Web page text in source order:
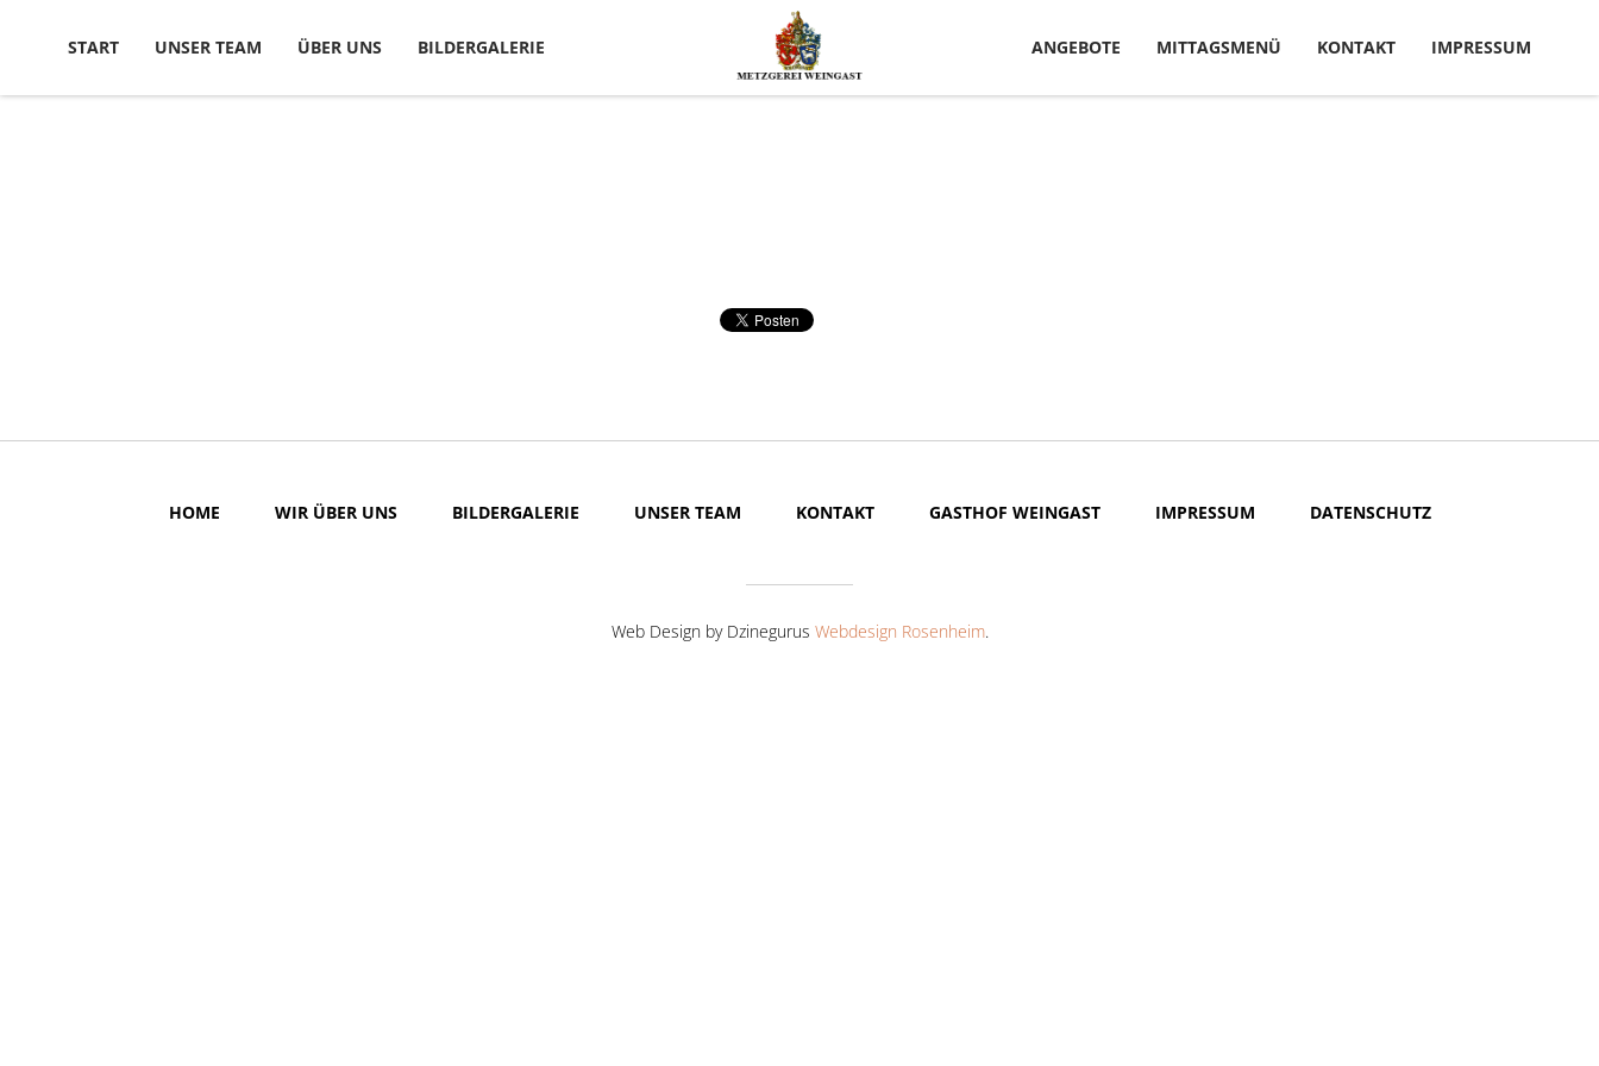
START UNSER TEAM ÜBER UNS BILDERGALERIE ANGEBOTE MITTAGSMENÜ KONTAKT IMPRESSUM
HOME WIR ÜBER UNS BILDERGALERIE UNSER TEAM KONTAKT GASTHOF WEINGAST IMPRESSUM DATENSCHUTZ
Web Design by Dzinegurus Webdesign Rosenheim.